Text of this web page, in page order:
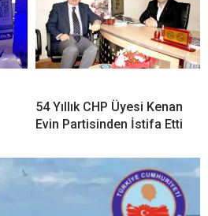
54 Yıllık CHP Üyesi Kenan
Evin Partisinden İstifa Etti